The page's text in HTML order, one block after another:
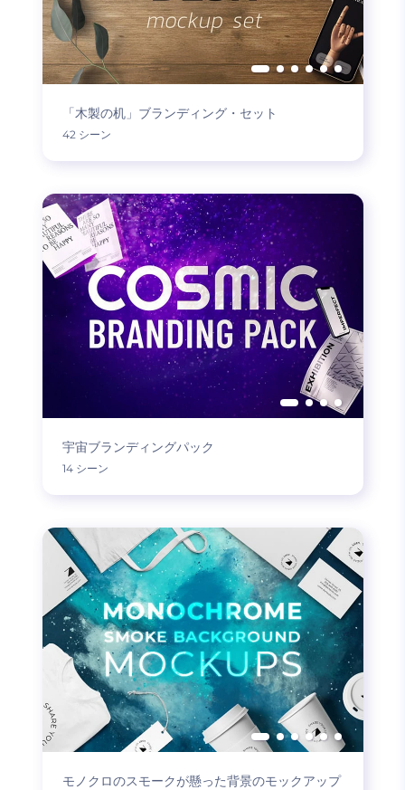
「木製の机」ブランディング・セット
42 シーン
宇宙ブランディングパック
14 シーン
モノクロのスモークが懸った背景のモックアップ